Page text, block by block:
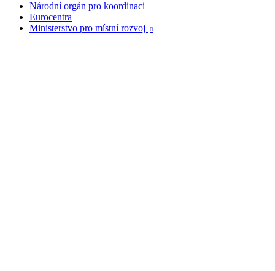
Národní orgán pro koordinaci
Eurocentra
Ministerstvo pro místní rozvoj
